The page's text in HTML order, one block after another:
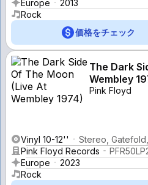
Europe
2013
Rock
価格をチェック
The Dark
Wembley
Pink Floyd
Vinyl 10-12''
Stereo,
Pink Floyd Records
Europe
2023
Rock